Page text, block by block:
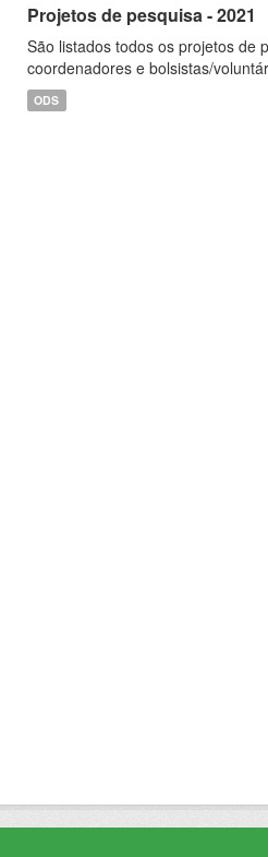
Projetos de pesquisa - 2021
São listados todos os projetos de
coordenadores e bolsistas/
ODS